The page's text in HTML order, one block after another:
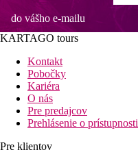
do vášho e-mailu
KARTAGO tours
Kontakt
Pobočky
Kariéra
O nás
Pre predajcov
Prehlásenie o prístupnosti
Pre klientov